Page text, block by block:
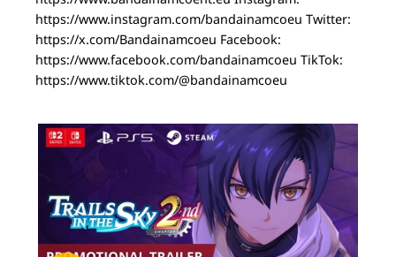
https://www.instagram.com/bandainamcoeu Twitter:
https://x.com/Bandainamcoeu Facebook:
https://www.facebook.com/bandainamcoeu TikTok:
https://www.tiktok.com/@bandainamcoeu